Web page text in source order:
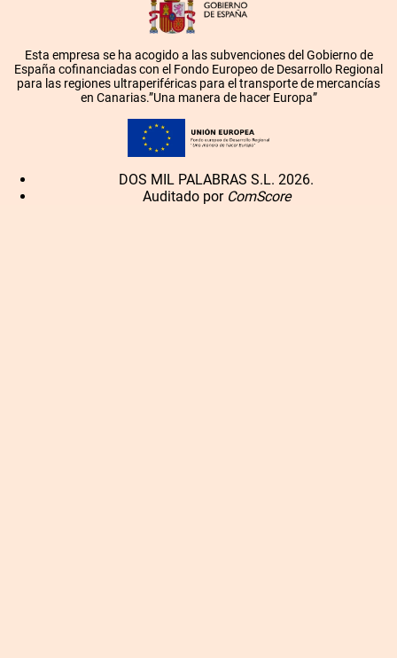
Esta empresa se ha acogido a las subvenciones del Gobierno de
España cofinanciadas con el Fondo Europeo de Desarrollo Regional
para las regiones ultraperiféricas para el transporte de mercancías
en Canarias.”Una manera de hacer Europa”
DOS MIL PALABRAS S.L. 2026.
Auditado por ComScore